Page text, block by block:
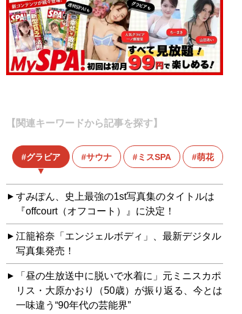
【関連キーワードから記事を探す】
グラビア サウナ ミスSPA 萌花
すみぽん、史上最強の1st写真集のタイトルは
『offcourt（オフコート）』に決定！
江籠裕奈「エンジェルボディ」、最新デジタル
写真集発売！
「昼の生放送中に脱いで水着に」元ミニスカポ
リス・大原かおり（50歳）が振り返る、今とは
一味違う“90年代の芸能界”